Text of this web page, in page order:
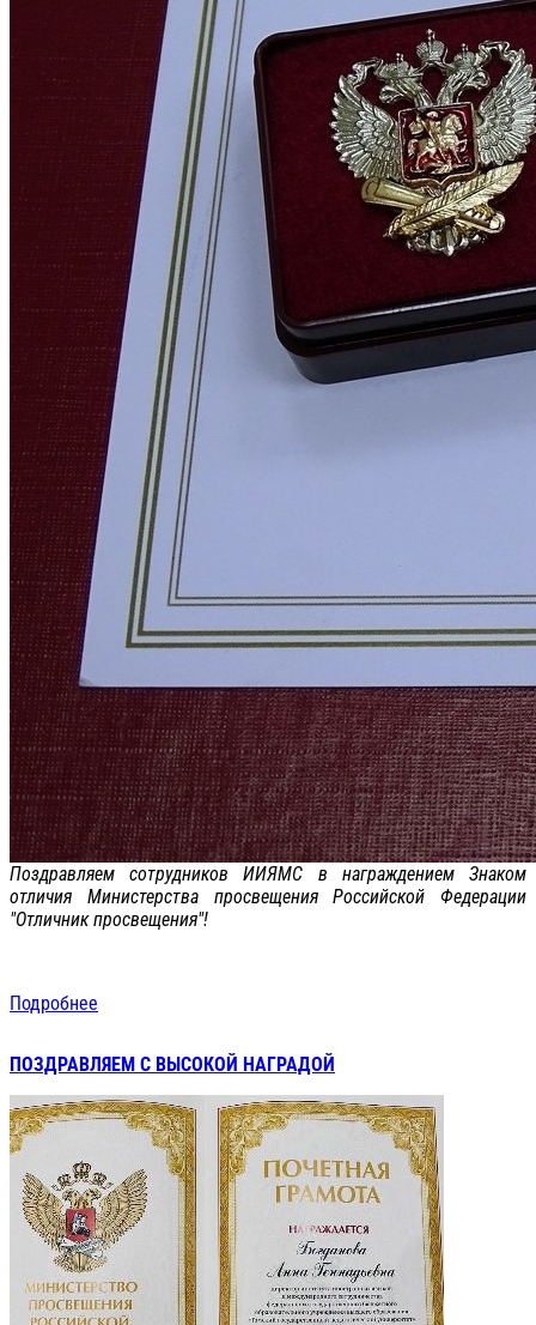
Поздравляем сотрудников ИИЯМС в награждением Знаком
отличия Министерства просвещения Российской Федерации
"Отличник просвещения"!
Подробнее
ПОЗДРАВЛЯЕМ С ВЫСОКОЙ НАГРАДОЙ